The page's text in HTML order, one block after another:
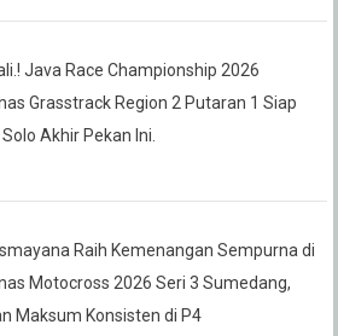
Java Race Championship 2026
Grasstrack Region 2 Putaran 1 Siap
Solo Akhir Pekan Ini.
Raih Kemenangan Sempurna di
Motocross 2026 Seri 3 Sumedang,
Maksum Konsisten di P4